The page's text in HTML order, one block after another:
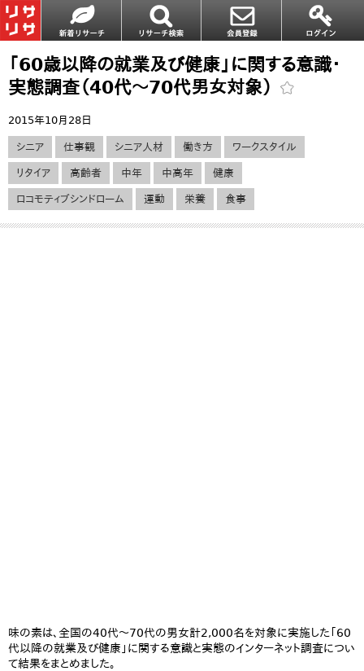
「60歳以降の就業及び健康」に関する意識・
実態調査（40代～70代男女対象）
2015年10月28日
シニア 仕事観 シニア人材 働き方 ワークスタイル
リタイア 高齢者 中年 中高年 健康
ロコモティブシンドローム 運動 栄養 食事
味の素は、全国の40代～70代の男女計2,000名を対象に実施した「60
代以降の就業及び健康」に関する意識と実態のインターネット調査につい
て結果をまとめました。